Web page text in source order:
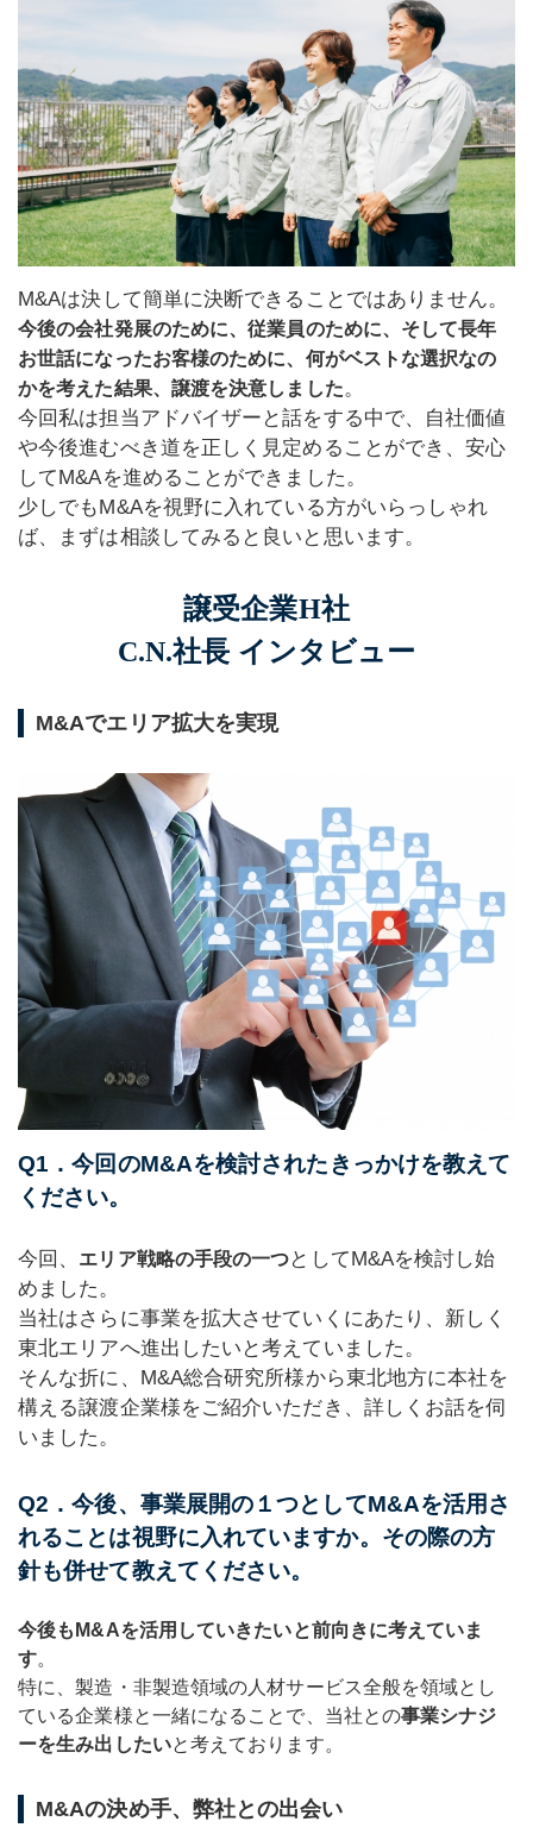
M&Aは決して簡単に決断できることではありません。
今後の会社発展のために、従業員のために、そして長年
お世話になったお客様のために、何がベストな選択なの
かを考えた結果、譲渡を決意しました。
今回私は担当アドバイザーと話をする中で、自社価値
や今後進むべき道を正しく見定めることができ、安心
してM&Aを進めることができました。
少しでもM&Aを視野に入れている方がいらっしゃれ
ば、まずは相談してみると良いと思います。
譲受企業H社
C.N.社長 インタビュー
M&Aでエリア拡大を実現
Q1．今回のM&Aを検討されたきっかけを教えて
ください。
今回、 エリア戦略の手段の一つとしてM&Aを検討し始
めました。
当社はさらに事業を拡大させていくにあたり、新しく
東北エリアへ進出したいと考えていました。
そんな折に、M&A総合研究所様から東北地方に本社を
構える譲渡企業様をご紹介いただき、詳しくお話を伺
いました。
Q2．今後、事業展開の１つとしてM&Aを活用さ
れることは視野に入れていますか。その際の方
針も併せて教えてください。
今後もM&Aを活用していきたいと前向きに考えていま
す。
特に、製造・非製造領域の人材サービス全般を領域とし
ている企業様と一緒になることで、当社との事業シナジ
ーを生み出したいと考えております。
M&Aの決め手、弊社との出会い